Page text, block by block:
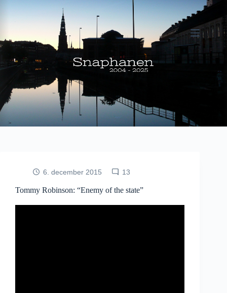
6. december 2015 13
Tommy Robinson: “Enemy of the state”